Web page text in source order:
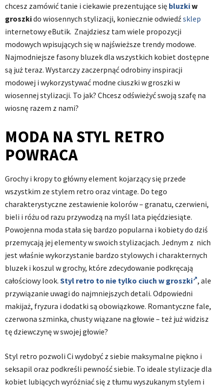
chcesz zamówić tanie i ciekawie prezentujące się bluzkiw
groszkido wiosennych stylizacji, koniecznie odwiedźsklep
internetowy eButik. Znajdziesz tam wiele propozycji
modowych wpisujących się w najświeższe trendy modowe.
Najmodniejsze fasony bluzek dla wszystkich kobiet dostępne
są już teraz. Wystarczy zaczerpnąć odrobiny inspiracji
modowej i wykorzystywać modne ciuszki w groszki w
wiosennej stylizacji. To jak? Chcesz odświeżyć swoją szafę na
wiosnę razem z nami?
MODA NA STYL RETRO
POWRACA
Grochy i kropy to główny element kojarzący się przede
wszystkim ze stylem retro oraz vintage. Do tego
charakterystyczne zestawienie kolorów – granatu, czerwieni,
bieli i różu od razu przywodzą na myśl lata pięćdziesiąte.
Powojenna moda stała się bardzo popularna i kobiety do dziś
przemycają jej elementy w swoich stylizacjach. Jednym z nich
jest właśnie wykorzystanie bardzo stylowych i charakternych
bluzek i koszul w grochy, które zdecydowanie podkręcają
całościowy look. Styl retro to nie tylko ciuch w groszki , ale
przywiązanie uwagi do najmniejszych detali. Odpowiedni
makijaż, fryzura i dodatki są obowiązkowe. Romantyczne fale,
czerwona szminka, chusty wiązane na głowie – też już widzisz
tę dziewczynę w swojej głowie?
Styl retro pozwoli Ci wydobyć z siebie maksymalne piękno i
seksapil oraz podkreśli pewność siebie. To ideale stylizacje dla
kobiet lubiących wyróżniać się z tłumu wyszukanym stylem i